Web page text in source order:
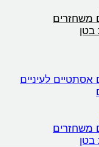
משחזרים
אסתטיים לעיניים
משחזרים